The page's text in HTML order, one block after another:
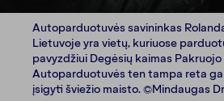
Autoparduotuvės savininkas
Lietuvoje yra vietų, kuriuose
pavyzdžiui Degėsių kaimas Pakruojo
Autoparduotuvės ten tampa reta
įsigyti šviežio maisto. ©Mindaugas